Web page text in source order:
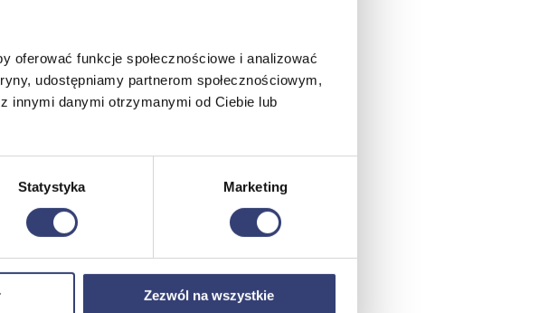
oferować funkcje społecznościowe i analizować
udostępniamy partnerom społecznościowym,
innymi danymi otrzymanymi od Ciebie lub
Statystyka Marketing
Zezwól na wszystkie